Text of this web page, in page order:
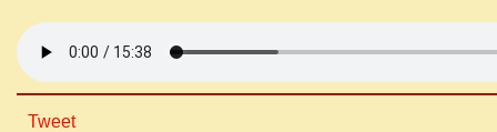
Tweet